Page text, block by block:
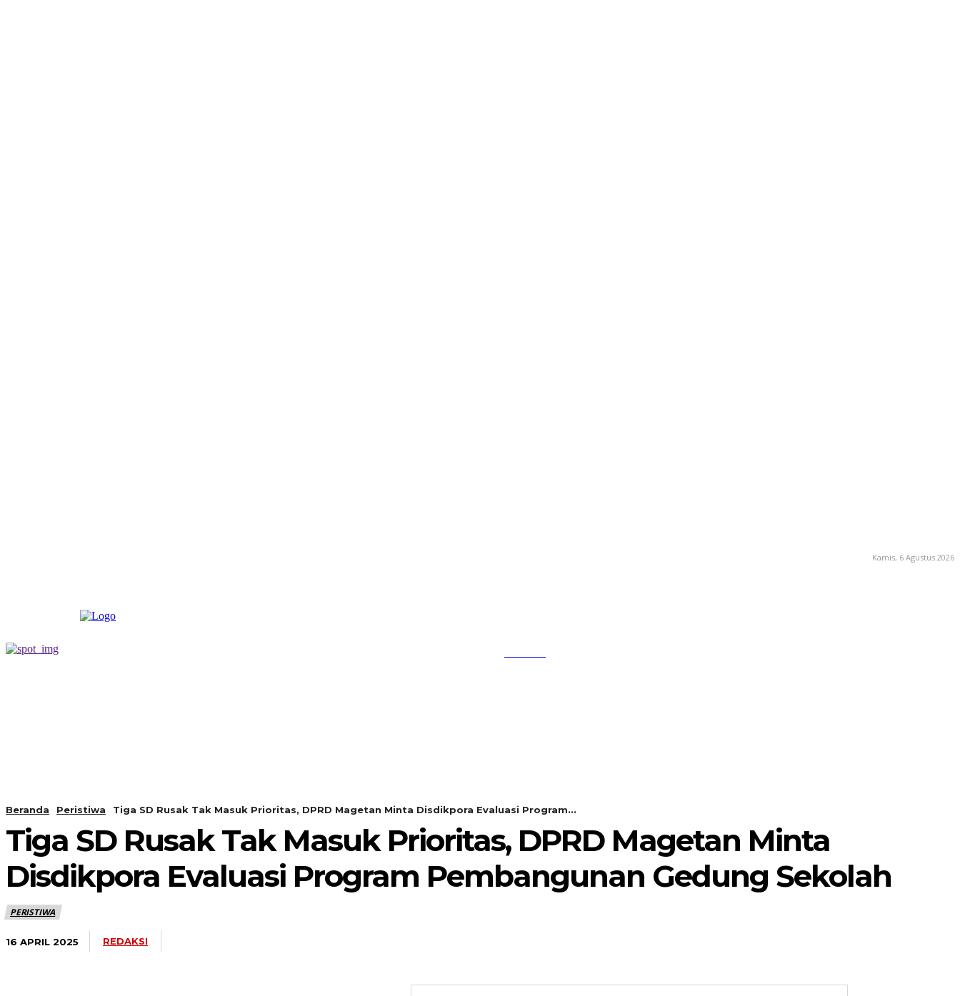
Kamis, 6 Agustus 2026
Beranda Peristiwa Tiga SD Rusak Tak Masuk Prioritas, DPRD Magetan Minta Disdikpora Evaluasi Program...
Tiga SD Rusak Tak Masuk Prioritas, DPRD Magetan Minta
Disdikpora Evaluasi Program Pembangunan Gedung Sekolah
PERISTIWA
16 APRIL 2025 REDAKSI